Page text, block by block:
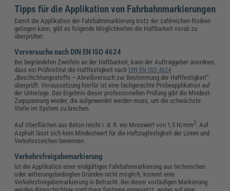
Tipps für die Applikation von Fahrbahnmarkierungen
Damit die Applikation der Fahrbahnmarkierung trotz der zahlreichen Risiken
gelingen kann, gibt es folgende Möglichkeiten die Haftbarkeit vorab zu
überprüfen:
Vorversuche nach DIN EN ISO 4624
Bei begründeten Zweifeln an der Haftbarkeit, kann der Auftraggeber anordnen,
dass ein Prüfinstitut die Haftfestigkeit nach DIN EN ISO 4624
„Beschichtungsstoffe – Abreißversuch zur Bestimmung der Haftfestigkeit“
überprüft. Voraussetzung hierfür ist eine fachgerechte Probeapplikation auf
der Unterlage. Das Ergebnis dieser professionellen Prüfung gibt die Mindest-
Zugspannung wieder, die aufgewendet werden muss, um die schwächste
Stelle im System zu brechen.
Auf Oberflächen aus Beton reicht i. d. R. ein Messwert von 1,5 N/mm2. Auf
Asphalt lässt sich kein Mindestwert für die Haftzugfestigkeit der Linien und
Verkehrszeichen benennen.
Verkehrsfreigabemarkierung
Ist die Applikation einer endgültigen Fahrbahnmarkierung aus technischen
oder witterungsbedingten Gründen nicht möglich, kommt eine
Verkehrsfreigabemarkierung in Betracht. Bei dieser vorläufigen Markierung